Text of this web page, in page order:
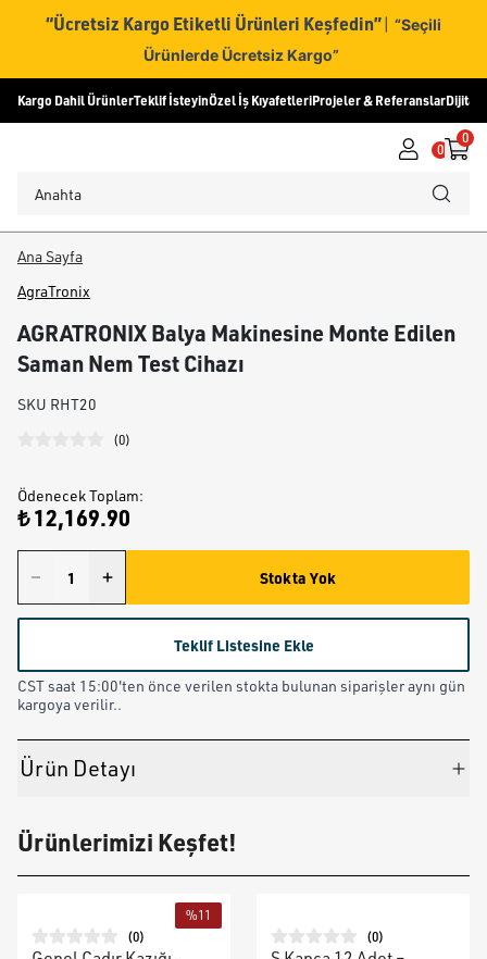
“Ücretsiz Kargo Etiketli Ürünleri Keşfedin” | “Seçili
Ürünlerde Ücretsiz Kargo”
Kargo Dahil ÜrünlerTeklif İsteyinÖzel İş KıyafetleriProjeler & ReferanslarDijital
0
0
Ana Sayfa
AgraTronix
AGRATRONIX Balya Makinesine Monte Edilen
Saman Nem Test Cihazı
SKU RHT20
(0)
Ödenecek Toplam:
₺ 12,169.90
Stokta Yok
Teklif Listesine Ekle
CST saat 15:00'ten önce verilen stokta bulunan siparişler aynı gün
kargoya verilir..
Ürün Detayı
Ürünlerimizi Keşfet!
%11
(0) (0)